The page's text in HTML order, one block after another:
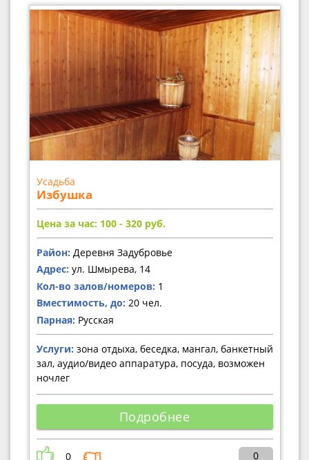
Усадьба
Избушка
Цена за час: 100 - 320 руб.
Район: Деревня Задубровье
Адрес: ул. Шмырева, 14
Кол-во залов/номеров: 1
Вместимость, до: 20 чел.
Парная: Русская
Услуги: зона отдыха, беседка, мангал, банкетный
зал, аудио/видео аппаратура, посуда, возможен
ночлег
Подробнее
0 0